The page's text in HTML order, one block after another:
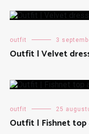
outfit 3
Outfit | Velvet
outfit 25
Outfit | Fishnet top